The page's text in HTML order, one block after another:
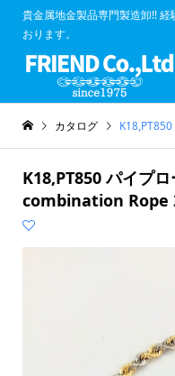
貴金属地金製品専門製造卸!!
おります。
カタログ K18,PT850
K18,PT850 パイプ
combination Rope